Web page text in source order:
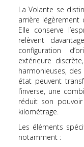
La Volante se
arrière
Elle conserve
relèvent
configuration
extérieure
harmonieuses,
état peuvent
l’inverse, une
réduit son
kilométrage.
Les éléments
notamment :